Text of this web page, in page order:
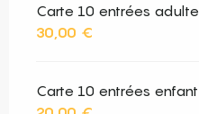
Carte 10 entrées adulte
30,00 €
Carte 10 entrées enfant